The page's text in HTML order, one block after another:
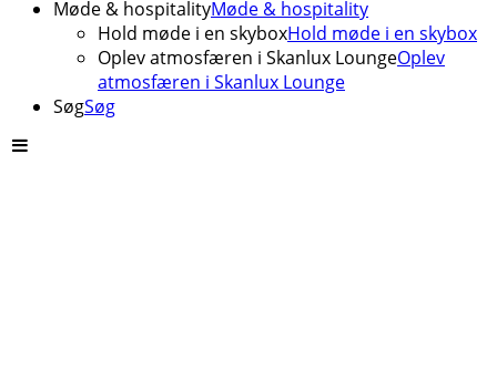
Møde & hospitalityMøde & hospitality
Hold møde i en skyboxHold møde i en skybox
Oplev atmosfæren i Skanlux LoungeOplev
atmosfæren i Skanlux Lounge
SøgSøg